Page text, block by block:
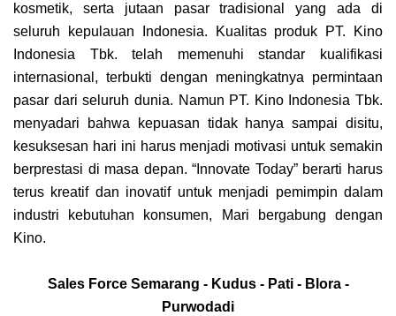
kosmetik, serta jutaan pasar tradisional yang ada di
seluruh kepulauan Indonesia. Kualitas produk PT. Kino
Indonesia Tbk. telah memenuhi standar kualifikasi
internasional, terbukti dengan meningkatnya permintaan
pasar dari seluruh dunia. Namun PT. Kino Indonesia Tbk.
menyadari bahwa kepuasan tidak hanya sampai disitu,
kesuksesan hari ini harus menjadi motivasi untuk semakin
berprestasi di masa depan. “Innovate Today” berarti harus
terus kreatif dan inovatif untuk menjadi pemimpin dalam
industri kebutuhan konsumen, Mari bergabung dengan
Kino.
Sales Force Semarang - Kudus - Pati - Blora -
Purwodadi